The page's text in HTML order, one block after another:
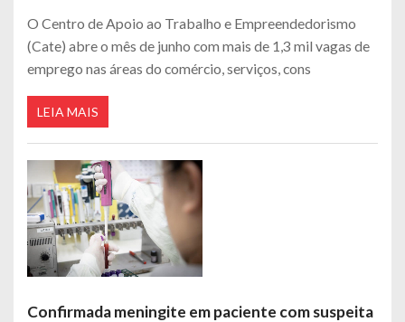
O Centro de Apoio ao Trabalho e Empreendedorismo
(Cate) abre o mês de junho com mais de 1,3 mil vagas de
emprego nas áreas do comércio, serviços, cons
LEIA MAIS
Confirmada meningite em paciente com suspeita